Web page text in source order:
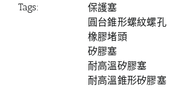
Tags:
保護塞
圓台錐形螺紋螺孔
橡膠堵頭
矽膠塞
耐高溫矽膠塞
耐高溫錐形矽膠塞